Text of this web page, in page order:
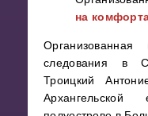
на
следования в
Троицкий